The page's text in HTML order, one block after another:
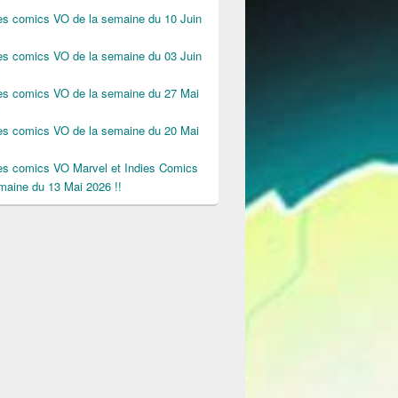
comics VO de la semaine du 10 Juin
comics VO de la semaine du 03 Juin
comics VO de la semaine du 27 Mai
comics VO de la semaine du 20 Mai
comics VO Marvel et Indies Comics
du 13 Mai 2026 !!